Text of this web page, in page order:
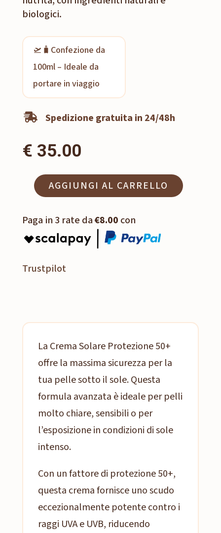
biologici.
🛫🧳Confezione da
100ml – Ideale da
portare in viaggio
 Spedizione gratuita in 24/48h
€ 35.00
AGGIUNGI AL CARRELLO
Paga in 3 rate da€8.00 con
Trustpilot
La Crema Solare Protezione 50+
offre la massima sicurezza per la
tua pelle sotto il sole. Questa
formula avanzata è ideale per pelli
molto chiare, sensibili o per
l’esposizione in condizioni di sole
intenso.
Con un fattore di protezione 50+,
questa crema fornisce uno scudo
eccezionalmente potente contro i
raggi UVA e UVB, riducendo